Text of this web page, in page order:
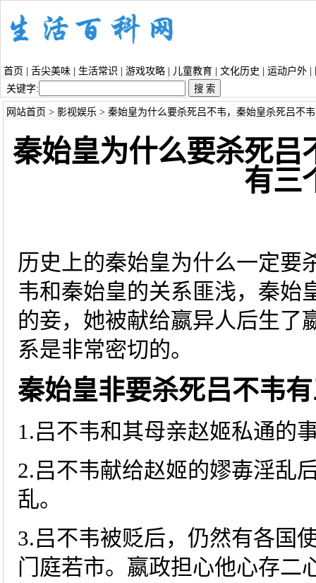
首页 舌尖美味 生活常识 游戏攻略 儿童教育 文化历史 运动户外
关键字:
网站首页 > 影视娱乐 > 秦始皇为什么要杀死吕不韦，秦始皇杀死吕不
秦始皇为什么要杀死吕
有三
历史上的秦始皇为什么一定要
韦和秦始皇的关系匪浅，秦始
的妾，她被献给嬴异人后生了
系是非常密切的。
秦始皇非要杀死吕不韦
1.吕不韦和其母亲赵姬私通的
2.吕不韦献给赵姬的嫪毐淫乱
乱。
3.吕不韦被贬后，仍然有各国
门庭若市。嬴政担心他心存二